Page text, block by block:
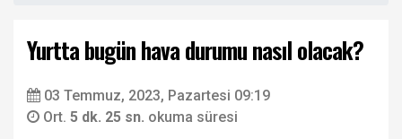
Yurtta bugün hava durumu nasıl olacak?
03 Temmuz, 2023, Pazartesi 09:19
Ort. 5 dk. 25 sn. okuma süresi